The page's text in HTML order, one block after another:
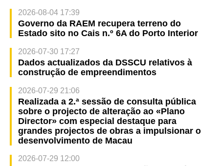
2026-08-04 17:39
Governo da RAEM recupera terreno do
Estado sito no Cais n.º 6A do Porto Interior
2026-07-30 17:27
Dados actualizados da DSSCU relativos à
construção de empreendimentos
2026-07-29 21:06
Realizada a 2.ª sessão de consulta pública
sobre o projecto de alteração ao «Plano
Director» com especial destaque para
grandes projectos de obras a impulsionar o
desenvolvimento de Macau
2026-07-29 12:00